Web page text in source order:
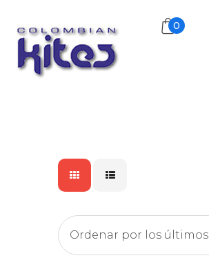
0
Publicidad
Exhibiciones